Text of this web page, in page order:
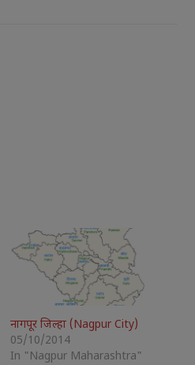
नागपूर जिल्हा (Nagpur City)
05/10/2014
In "Nagpur Maharashtra"